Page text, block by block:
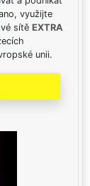
využijte
sítě EXTRA
unii.